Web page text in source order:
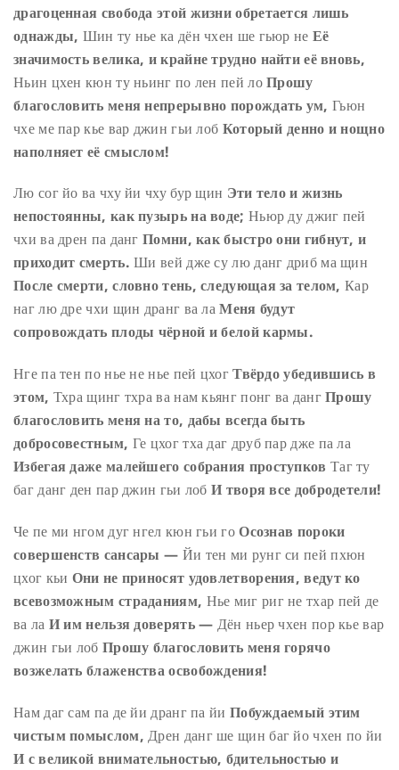
драгоценная свобода этой жизни обретается лишь
однажды, Шин ту нье ка дён чхен ше гьюр не Её
значимость велика, и крайне трудно найти её вновь,
Ньин цхен кюн ту ньинг по лен пей лоПрошу
благословить меня непрерывно порождать ум, Гьюн
чхе ме пар кье вар джин гьи лоб Который денно и нощно
наполняет её смыслом!
Лю сог йо ва чху йи чху бур щин Эти тело и жизнь
непостоянны, как пузырь на воде; Ньюр ду джиг пей
чхи ва дрен па данг Помни, как быстро они гибнут, и
приходит смерть. Ши вей дже су лю данг дриб ма щин
После смерти, словно тень, следующая за телом, Кар
наг лю дре чхи щин дранг ва лаМеня будут
сопровождать плоды чёрной и белой кармы.
Нге па тен по нье не нье пей цхогТвёрдо убедившись в
этом, Тхра щинг тхра ва нам кьянг понг ва дангПрошу
благословить меня на то, дабы всегда быть
добросовестным, Ге цхог тха даг друб пар дже па ла
Избегая даже малейшего собрания проступков Таг ту
баг данг ден пар джин гьи лоб И творя все добродетели!
Че пе ми нгом дуг нгел кюн гьи гоОсознав пороки
совершенств сансары — Йи тен ми рунг си пей пхюн
цхог кьи Они не приносят удовлетворения, ведут ко
всевозможным страданиям, Нье миг риг не тхар пей де
ва ла И им нельзя доверять — Дён ньер чхен пор кье вар
джин гьи лоб Прошу благословить меня горячо
возжелать блаженства освобождения!
Нам даг сам па де йи дранг па йи Побуждаемый этим
чистым помыслом, Дрен данг ше щин баг йо чхен по йи
И с великой внимательностью, бдительностью и